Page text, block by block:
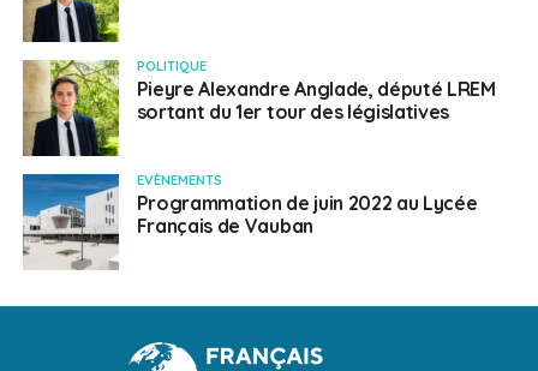
POLITIQUE
Pieyre Alexandre Anglade, député LREM
sortant du 1er tour des législatives
EVÈNEMENTS
Programmation de juin 2022 au Lycée
Français de Vauban